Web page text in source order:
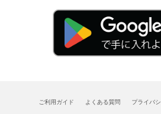
ご利用ガイド よくある質問 プライバ